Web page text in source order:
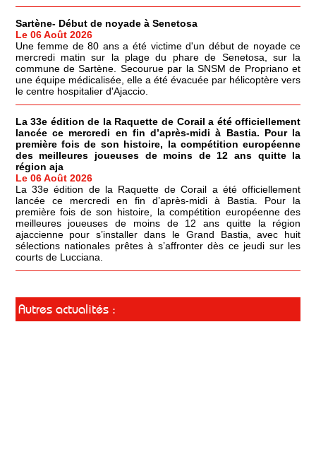
Sartène- Début de noyade à Senetosa
Le 06 Août 2026
Une femme de 80 ans a été victime d'un début de noyade ce
mercredi matin sur la plage du phare de Senetosa, sur la
commune de Sartène. Secourue par la SNSM de Propriano et
une équipe médicalisée, elle a été évacuée par hélicoptère vers
le centre hospitalier d'Ajaccio.
La 33e édition de la Raquette de Corail a été officiellement
lancée ce mercredi en fin d’après-midi à Bastia. Pour la
première fois de son histoire, la compétition européenne
des meilleures joueuses de moins de 12 ans quitte la
région aja
Le 06 Août 2026
La 33e édition de la Raquette de Corail a été officiellement
lancée ce mercredi en fin d’après-midi à Bastia. Pour la
première fois de son histoire, la compétition européenne des
meilleures joueuses de moins de 12 ans quitte la région
ajaccienne pour s’installer dans le Grand Bastia, avec huit
sélections nationales prêtes à s’affronter dès ce jeudi sur les
courts de Lucciana.
Autres actualités :